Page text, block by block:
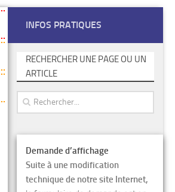
INFOS PRATIQUES
RECHERCHER UNE PAGE OU UN
ARTICLE
Demande d’affichage
Suite à une modification
technique de notre site Internet,